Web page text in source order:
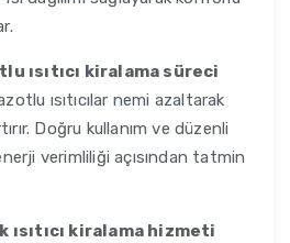
ısıtıcı kiralama süreci
ısıtıcılar nemi azaltarak
Doğru kullanım ve düzenli
verimliliği açısından tatmin
ısıtıcı kiralama hizmeti